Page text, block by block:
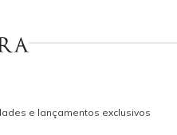
e lançamentos exclusivos